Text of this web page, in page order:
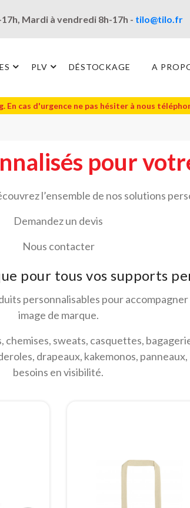
Mardi à vendredi 8h-17h - tilo@tilo.fr
PLV DÉSTOCKAGE A
En cas d'urgence ne pas hésiter à nous
pour
l’ensemble de nos solutions
Demandez un devis
Nous contacter
pour tous vos supports
personnalisables pour
image de marque.
sweats, casquettes,
drapeaux, kakemonos,
besoins en visibilité.